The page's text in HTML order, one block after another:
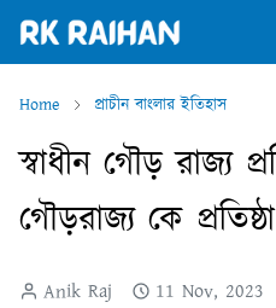
Home প্রাচীন বাংলার ইতিহাস
স্বাধীন গৌড় রাজ্য
গৌড়রাজ্য কে
Anik Raj 11 Nov, 2023